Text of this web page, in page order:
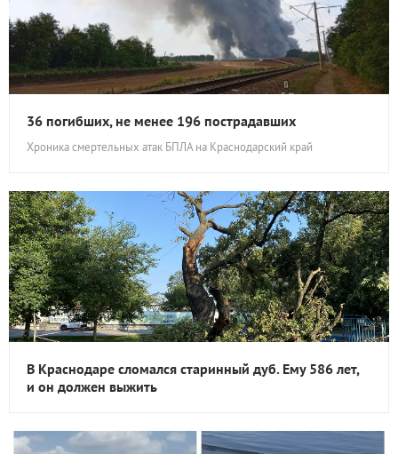
36 погибших, не менее 196 пострадавших
Хроника смертельных атак БПЛА на Краснодарский край
В Краснодаре сломался старинный дуб. Ему 586 лет,
и он должен выжить